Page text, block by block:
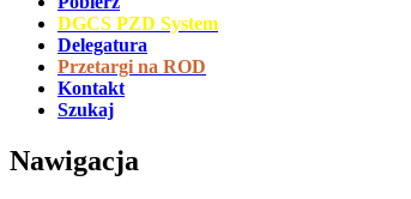
DGCS PZD System
Delegatura
Przetargi na ROD
Kontakt
Szukaj
Nawigacja